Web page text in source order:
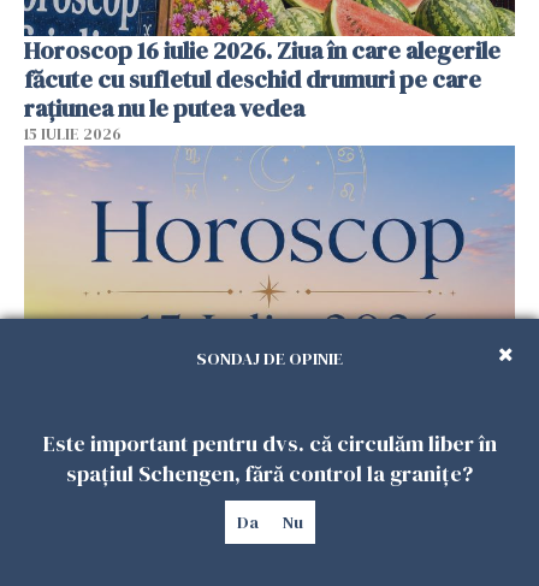
Horoscop 16 iulie 2026. Ziua în care alegerile
făcute cu sufletul deschid drumuri pe care
rațiunea nu le putea vedea
15 IULIE 2026
Horoscop 15 iulie 2026. Ziua în care universul
pune la încercare răbdarea, dar îi răsplătește
pe cei care nu renunță la visurile lor
SONDAJ DE OPINIE
Este important pentru dvs. că circulăm liber în
spațiul Schengen, fără control la granițe?
Da Nu